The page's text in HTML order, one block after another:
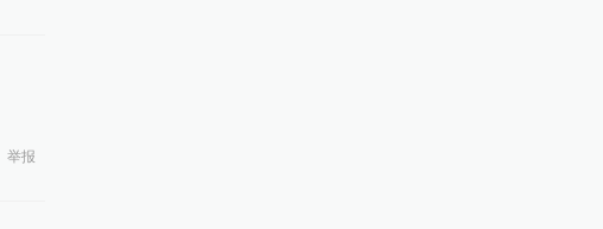
举报